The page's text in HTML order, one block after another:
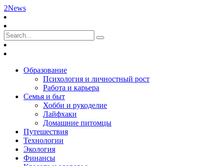
2News
Образование
Психология и личностный рост
Работа и карьера
Семья и быт
Хобби и рукоделие
Лайфхаки
Домашние питомцы
Путешествия
Технологии
Экология
Финансы